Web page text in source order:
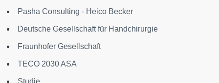
Pasha Consulting - Heico Becker
Deutsche Gesellschaft für Handchirurgie
Fraunhofer Gesellschaft
TECO 2030 ASA
Studie